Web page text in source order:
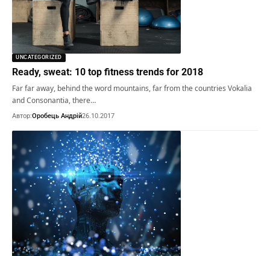
UNCATEGORIZED
Ready, sweat: 10 top fitness trends for 2018
Far far away, behind the word mountains, far from the countries Vokalia
and Consonantia, there…
Автор:Оробець Андрій26.10.2017